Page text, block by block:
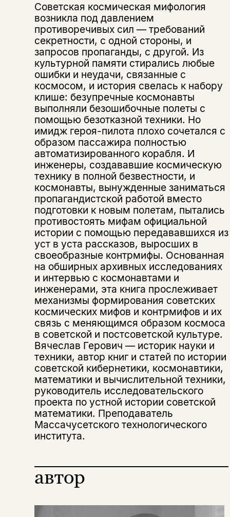
Советская космическая мифология
возникла под давлением
противоречивых сил — требований
секретности, с одной стороны, и
запросов пропаганды, с другой. Из
культурной памяти стирались любые
ошибки и неудачи, связанные с
космосом, и история свелась к набору
клише: безупречные космонавты
выполняли безошибочные полеты с
помощью безотказной техники. Но
имидж героя-пилота плохо сочетался с
образом пассажира полностью
автоматизированного корабля. И
инженеры, создававшие космическую
технику в полной безвестности, и
космонавты, вынужденные заниматься
пропагандистской работой вместо
подготовки к новым полетам, пытались
противостоять мифам официальной
истории с помощью передававшихся из
уст в уста рассказов, выросших в
своеобразные контрмифы. Основанная
на обширных архивных исследованиях
и интервью с космонавтами и
инженерами, эта книга прослеживает
механизмы формирования советских
космических мифов и контрмифов и их
связь с меняющимся образом космоса
в советской и постсоветской культуре.
Вячеслав Герович — историк науки и
техники, автор книг и статей по истории
советской кибернетики, космонавтики,
математики и вычислительной техники,
руководитель исследовательского
проекта по устной истории советской
математики. Преподаватель
Массачусетского технологического
института.
автор
Поделиться
Подписка на рассылку
Раз в неделю мы отправляем рассылку
о книгах и событиях «НЛО».
За подписку дарим промокод на
скидку 15%
Этой книги временно
нет в продаже.
Вы можете подписаться на
уведомления, и при поступлении книги
на склад получить письмо на указанный
электронный адрес.
Эта книга
не предназначена для
несовершеннолетних